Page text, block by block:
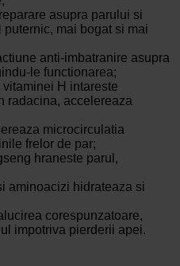
asupra parului si
mai bogat si mai
anti-imbatranire asupra
le functionarea;
H intareste
radacina, accelereaza
microcirculatia
frelor de par;
hraneste parul,
aminoacizi hidrateaza si
corespunzatoare,
impotriva pierderii apei.